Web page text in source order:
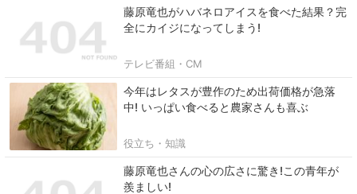
藤原竜也がハバネロアイスを食べた結果？完
全にカイジになってしまう!
テレビ番組・CM
今年はレタスが豊作のため出荷価格が急落
中! いっぱい食べると農家さんも喜ぶ
役立ち・知識
藤原竜也さんの心の広さに驚き!この青年が
羨ましい!